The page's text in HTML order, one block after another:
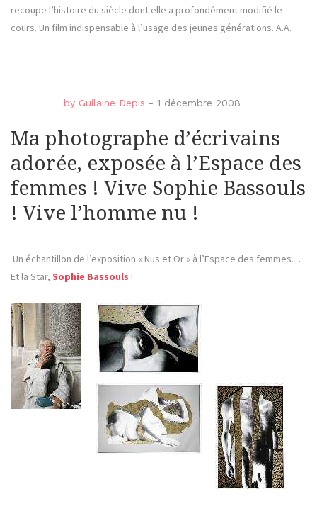
recoupe l’histoire du siècle dont elle a profondément modifié le
cours. Un film indispensable à l’usage des jeunes générations. A.A.
by Guilaine Depis - 1 décembre 2008
Ma photographe d’écrivains
adorée, exposée à l’Espace des
femmes ! Vive Sophie Bassouls
! Vive l’homme nu !
Un échantillon de l’exposition « Nus et Or » à l’Espace des femmes…
Et la Star, Sophie Bassouls !